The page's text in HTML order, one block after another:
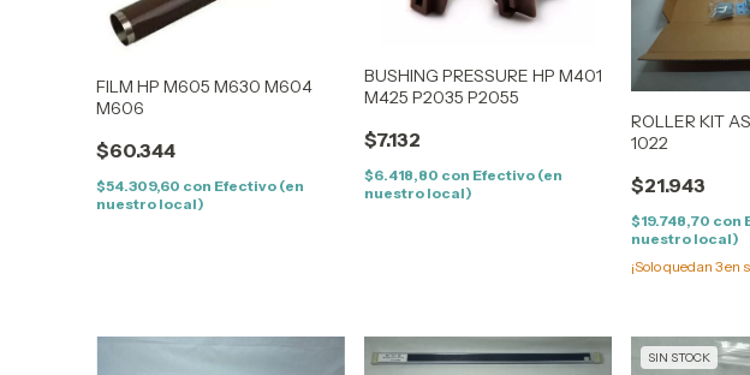
FILM HP M605 M630 M604
M606
$60.344
$54.309,60 con Efectivo (en
nuestro local)
BUSHING PRESSURE HP M401
M425 P2035 P2055
$7.132
$6.418,80 con Efectivo (en
nuestro local)
ROLLER KIT
1022
$21.943
$19.748,70 con
nuestro local)
¡Solo quedan3en
SIN STOCK